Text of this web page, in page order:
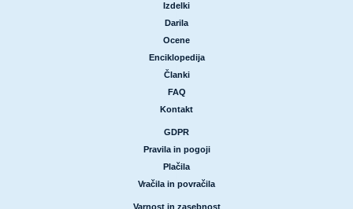
Izdelki
Darila
Ocene
Enciklopedija
Članki
FAQ
Kontakt
GDPR
Pravila in pogoji
Plačila
Vračila in povračila
Varnost in zasebnost